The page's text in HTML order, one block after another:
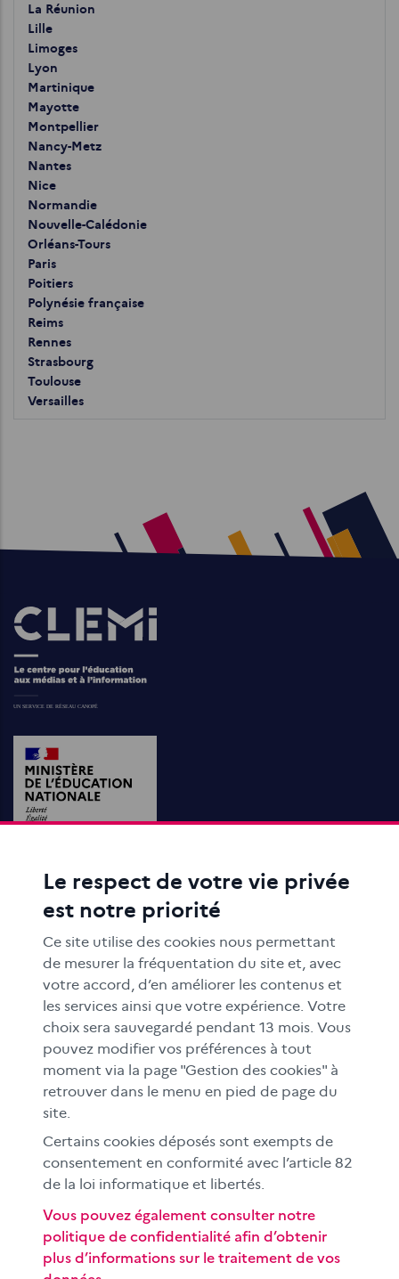
La Réunion
Lille
Limoges
Lyon
Martinique
Mayotte
Montpellier
Nancy-Metz
Nantes
Nice
Normandie
Nouvelle-Calédonie
Orléans-Tours
Paris
Poitiers
Polynésie française
Reims
Rennes
Strasbourg
Toulouse
Versailles
Images
ACTIONS ÉDUCATIVES
FORMATION
RESSOURCES
MÉDIAS SCOLAIRES
FAMILLES
Le CLEMI
En académies
À l'international
CLEMI sup
Espace presse
Si vous souhaitez vous abonner gratuitement à la lettre
d'information mensuelle du CLEMI, cliquezici →
Le respect de votre vie privée
est notre priorité
Ce site utilise des cookies nous permettant
de mesurer la fréquentation du site et, avec
votre accord, d’en améliorer les contenus et
les services ainsi que votre expérience. Votre
choix sera sauvegardé pendant 13 mois. Vous
pouvez modifier vos préférences à tout
moment via la page "Gestion des cookies" à
retrouver dans le menu en pied de page du
site.
Certains cookies déposés sont exempts de
consentement en conformité avec l’article 82
de la loi informatique et libertés.
Vous pouvez également consulter notre
politique de confidentialité afin d’obtenir
plus d’informations sur le traitement de vos